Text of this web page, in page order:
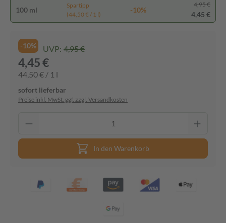
100 ml
Spartipp
(44,50 € / 1 l)
-10%
4,95 €
4,45 €
-10% UVP: 4,95 €
4,45 €
44,50 € / 1 l
sofort lieferbar
Preise inkl. MwSt. ggf. zzgl. Versandkosten
In den Warenkorb